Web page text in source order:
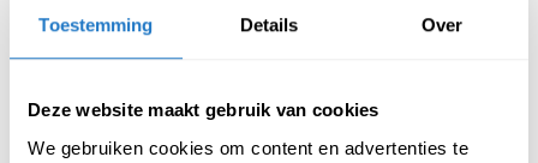
Toestemming Details Over
Deze website maakt gebruik van cookies
We gebruiken cookies om content en advertenties te
Kenmerken Vergaderstoel Beta:
Leverbaar met een zeer stevig zwart sledeframe
Armleuningen met arm pads